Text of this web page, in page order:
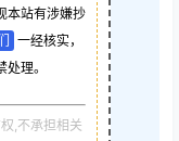
本站有涉嫌抄
一经核实，
理。
,不承担相关